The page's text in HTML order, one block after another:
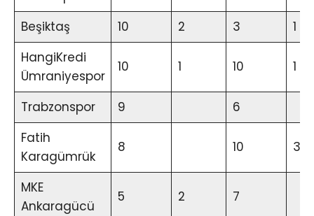
Beşiktaş
10 2 3
1
HangiKredi
Ümraniyespor
10 1 10 1
Trabzonspor 9
6
Fatih
Karagümrük
8 10 3
MKE
Ankaragücü
5 2 7